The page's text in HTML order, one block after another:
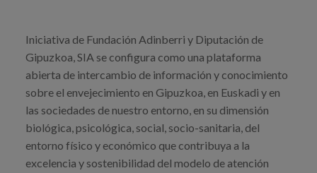
Prensa
Trabaja con nosotros
Canal de denuncias
Iniciativa de Fundación Adinberri y Diputación de
Gipuzkoa, SIA se configura como una plataforma
abierta de intercambio de información y conocimiento
sobre el envejecimiento en Gipuzkoa, en Euskadi y en
las sociedades de nuestro entorno, en su dimensión
biológica, psicológica, social, socio-sanitaria, del
entorno físico y económico que contribuya a la
excelencia y sostenibilidad del modelo de atención